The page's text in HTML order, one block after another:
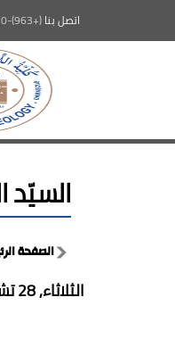
اتصل بنا(+963)-998203030
الصفحة
الثلاثاء, 28 تشرين الثاني, 2023